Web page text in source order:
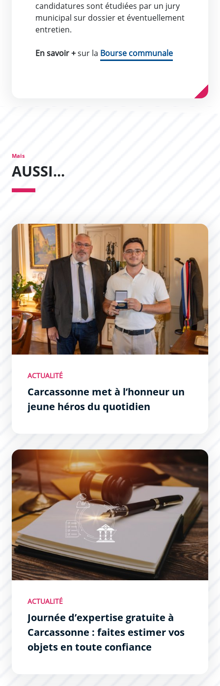
candidatures sont étudiées par un jury
municipal sur dossier et éventuellement
entretien.
En savoir +sur la Bourse communale
Mais
AUSSI...
Carcassonne met à l’honneur un jeune héros du
ACTUALITÉ
Carcassonne met à l’honneur un
jeune héros du quotidien
Journée d’expertise gratuite à Carcassonne : faites
ACTUALITÉ
Journée d’expertise gratuite à
Carcassonne : faites estimer vos
objets en toute confiance